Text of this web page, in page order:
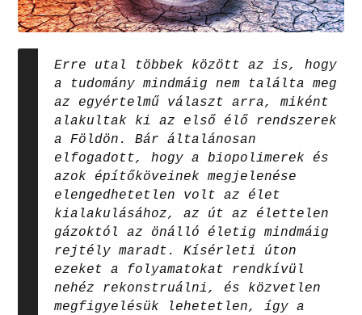
Erre utal többek között az is, hogy
a tudomány mindmáig nem találta meg
az egyértelmű választ arra, miként
alakultak ki az első élő rendszerek
a Földön. Bár általánosan
elfogadott, hogy a biopolimerek és
azok építőköveinek megjelenése
elengedhetetlen volt az élet
kialakulásához, az út az élettelen
gázoktól az önálló életig mindmáig
rejtély maradt. Kísérleti úton
ezeket a folyamatokat rendkívül
nehéz rekonstruálni, és közvetlen
megfigyelésük lehetetlen, így a